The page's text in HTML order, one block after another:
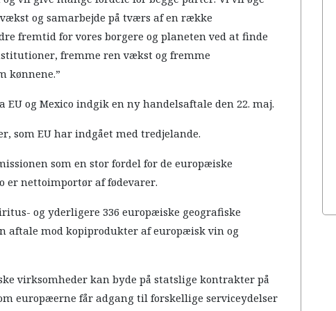
og samarbejde på tværs af en række
fremtid for vores borgere og planeten ved at finde
fremme ren vækst og fremme
kønnene.”
EU og Mexico indgik en ny handelsaftale den 22. maj.
som EU har indgået med tredjelande.
som en stor fordel for de europæiske
er nettoimportør af fødevarer.
og yderligere 336 europæiske geografiske
aftale mod kopiprodukter af europæisk vin og
virksomheder kan byde på statslige kontrakter på
europæerne får adgang til forskellige serviceydelser